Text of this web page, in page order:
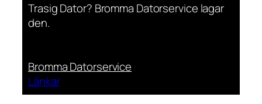
Trasig Dator? Bromma Datorservice lagar
den.
Bromma Datorservice
Länkar